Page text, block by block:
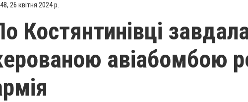
26 квітня 2024 р.
Костянтинівці
авіабомбою